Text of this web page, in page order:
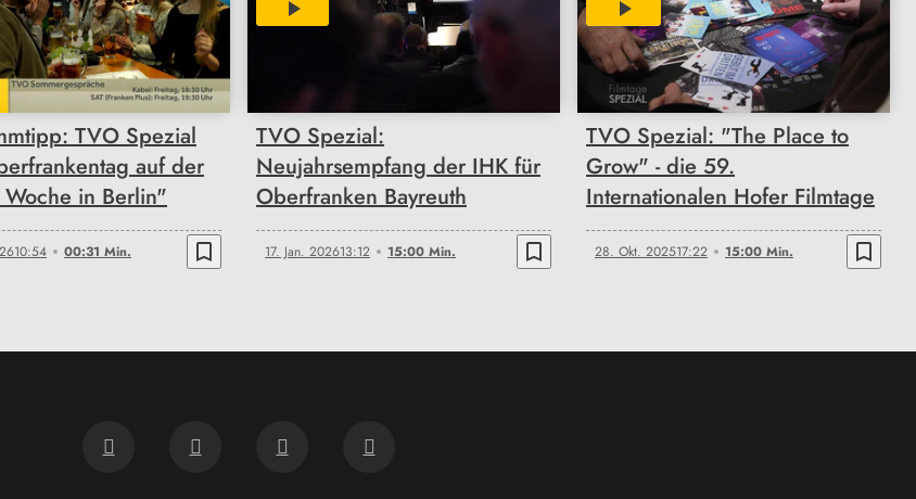
TVO Spezial
auf der
in Berlin"
10:54 00:31 Min. bookmark_border
TVO Spezial:
Neujahrsempfang der IHK für
Oberfranken Bayreuth
17. Jan. 202613:12 15:00 Min. bookmark_border
15:00
TVO Spezial: "The Place to
Grow" - die 59.
Internationalen Hofer Filmtage
28. Okt. 202517:22 15:00 Min. bookmark_border